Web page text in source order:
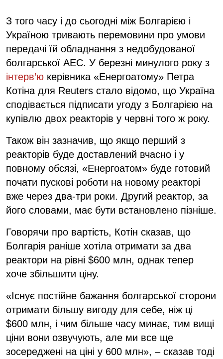
З того часу і до сьогодні між Болгарією і
Україною тривають перемовини про умови
передачі їй обладнання з недобудованої
болгарської АЕС. У березні минулого року з
інтерв’ю керівника «Енергоатому» Петра
Котіна для Reuters стало відомо, що Україна
сподівається підписати угоду з Болгарією на
купівлю двох реакторів у червні того ж року.
Також він зазначив, що якщо перший з
реакторів буде доставлений вчасно і у
повному обсязі, «Енергоатом» буде готовий
почати пускові роботи на новому реакторі
вже через два-три роки. Другий реактор, за
його словами, має бути встановлено пізніше.
Говорячи про вартість, Котін сказав, що
Болгарія раніше хотіла отримати за два
реактори на рівні $600 млн, однак тепер
хоче збільшити ціну.
«Існує постійне бажання болгарської сторони
отримати більшу вигоду для себе, ніж ці
$600 млн, і чим більше часу минає, тим вищі
ціни вони озвучують, але ми все ще
зосереджені на ціні у 600 млн», – сказав тоді